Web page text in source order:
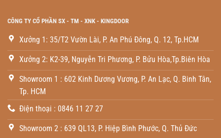
CÔNG TY CỔ PHẦN SX - TM - XNK - KINGDOOR
Xưởng 1: 35/T2 Vườn Lài, P. An Phú Đông, Q. 12, Tp.HCM
Xưởng 2: K2-39, Nguyễn Tri Phương, P. Bửu Hòa,Tp.Biên Hòa
Showroom 1 : 602 Kinh Dương Vương, P. An Lạc, Q. Binh Tân,
Tp. HCM
Điện thoại : 0846 11 27 27
Showroom 2 : 639 QL13, P. Hiệp Bình Phước, Q. Thủ Đức